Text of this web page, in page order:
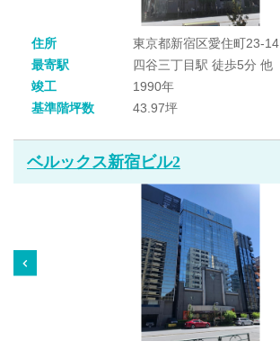
住所
東京都新宿区愛住町23-14
最寄駅
四谷三丁目駅 徒歩5分 他
竣工
1990年
基準階坪数
43.97坪
ベルックス新宿ビル2